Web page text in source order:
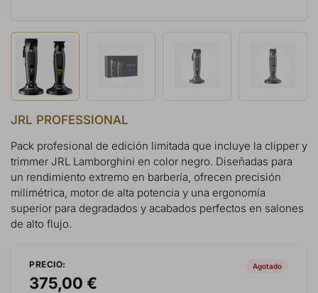
JRL PROFESSIONAL
Pack profesional de edición limitada que incluye la clipper y
trimmer JRL Lamborghini en color negro. Diseñadas para
un rendimiento extremo en barbería, ofrecen precisión
milimétrica, motor de alta potencia y una ergonomía
superior para degradados y acabados perfectos en salones
de alto flujo.
PRECIO:
375,00 €
Agotado